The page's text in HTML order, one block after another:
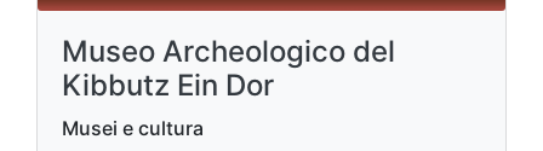
Museo Archeologico del
Kibbutz Ein Dor
Musei e cultura